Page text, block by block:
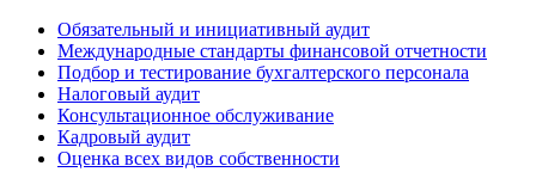
Обязательный и инициативный аудит
Международные стандарты финансовой отчетности
Подбор и тестирование бухгалтерского персонала
Налоговый аудит
Консультационное обслуживание
Кадровый аудит
Оценка всех видов собственности